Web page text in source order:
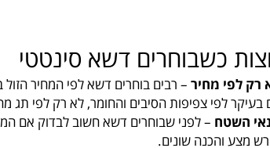
רק לפי מחיר – רבים בוחרים דשא לפי המחיר הזול
בעיקר לפי צפיפות הסיבים והחומר, לא רק לפי תג
השטח – לפני שבוחרים דשא חשוב לבדוק אם
מצע והכנה שונים.